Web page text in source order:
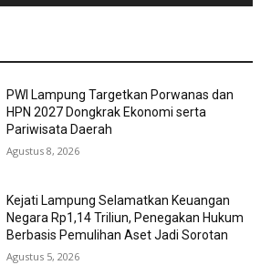
PWI Lampung Targetkan Porwanas dan
HPN 2027 Dongkrak Ekonomi serta
Pariwisata Daerah
Agustus 8, 2026
Kejati Lampung Selamatkan Keuangan
Negara Rp1,14 Triliun, Penegakan Hukum
Berbasis Pemulihan Aset Jadi Sorotan
Agustus 5, 2026